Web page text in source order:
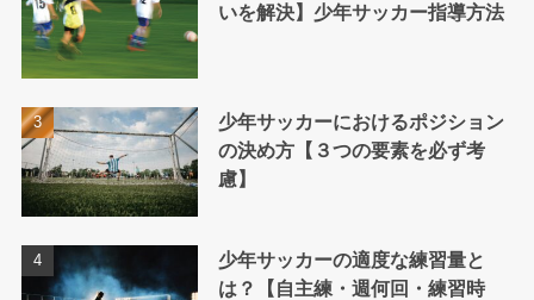
いを解決】少年サッカー指導方法
少年サッカーにおけるポジション
の決め方【３つの要素を必ず考
慮】
少年サッカーの適度な練習量と
は？【自主練・週何回・練習時